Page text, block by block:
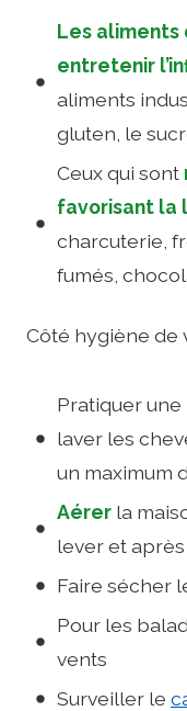
Les aliments
entretenir
aliments
gluten, le
Ceux qui sont
favorisant la
charcuterie,
fumés,
Côté hygiène de
Pratiquer une
laver les
un maximum
Aérer la
lever et
Faire sécher
Pour les
vents
Surveiller le